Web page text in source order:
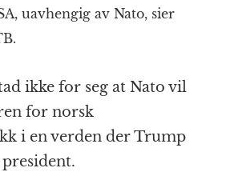
uavhengig av Nato, sier
ikke for seg at Nato vil
for norsk
i en verden der Trump